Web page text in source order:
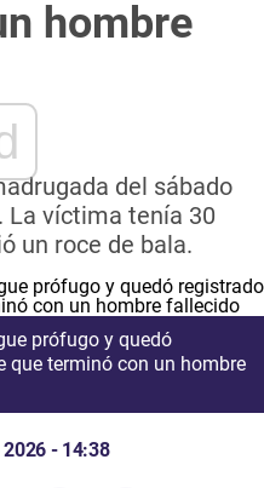
hombre
del sábado
La víctima tenía 30
un roce de bala.
prófugo y quedó
que terminó con un hombre
- 14:38